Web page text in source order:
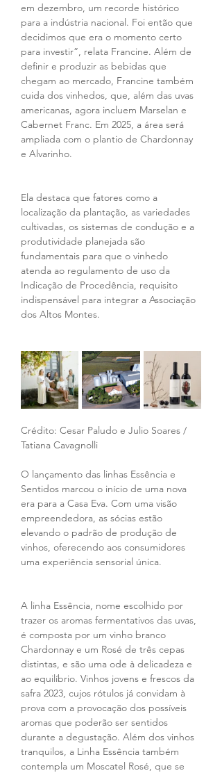
em dezembro, um recorde histórico
para a indústria nacional. Foi então que
decidimos que era o momento certo
para investir”, relata Francine. Além de
definir e produzir as bebidas que
chegam ao mercado, Francine também
cuida dos vinhedos, que, além das uvas
americanas, agora incluem Marselan e
Cabernet Franc. Em 2025, a área será
ampliada com o plantio de Chardonnay
e Alvarinho.
Ela destaca que fatores como a
localização da plantação, as variedades
cultivadas, os sistemas de condução e a
produtividade planejada são
fundamentais para que o vinhedo
atenda ao regulamento de uso da
Indicação de Procedência, requisito
indispensável para integrar a Associação
dos Altos Montes.
Crédito: Cesar Paludo e Julio Soares /
Tatiana Cavagnolli
O lançamento das linhas Essência e
Sentidos marcou o início de uma nova
era para a Casa Eva. Com uma visão
empreendedora, as sócias estão
elevando o padrão de produção de
vinhos, oferecendo aos consumidores
uma experiência sensorial única.
A linha Essência, nome escolhido por
trazer os aromas fermentativos das uvas,
é composta por um vinho branco
Chardonnay e um Rosé de três cepas
distintas, e são uma ode à delicadeza e
ao equilíbrio. Vinhos jovens e frescos da
safra 2023, cujos rótulos já convidam à
prova com a provocação dos possíveis
aromas que poderão ser sentidos
durante a degustação. Além dos vinhos
tranquilos, a Linha Essência também
contempla um Moscatel Rosé, que se